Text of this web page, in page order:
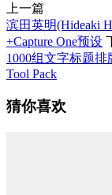
上一篇
滨田英明(Hideaki
+Capture One预设
1000组文字标题排
Tool Pack
猜你喜欢